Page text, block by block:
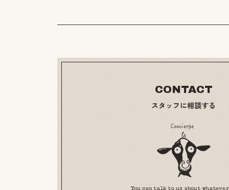
CONTACT
スタッフに相談する
You can talk to us about